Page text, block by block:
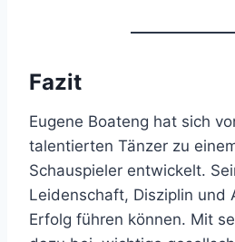
Fazit
Eugene Boateng hat sich
talentierten Tänzer zu
Schauspieler entwickelt.
Leidenschaft, Disziplin und
Erfolg führen können. Mit